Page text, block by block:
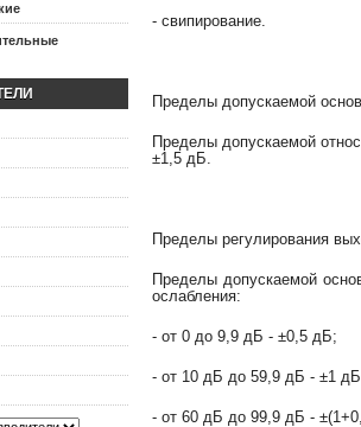
- свипирование.
Пределы допускаемой
Пределы допускаемой
±1,5 дБ.
Пределы регулирования
Пределы допускаемой
ослабления:
- от 0 до 9,9 дБ - ±0,5 дБ;
- от 10 дБ до 59,9 дБ - ±1
- от 60 дБ до 99,9 дБ -